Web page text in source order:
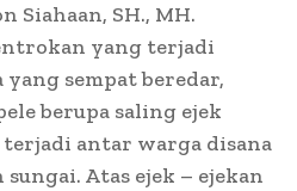
Siahaan, SH., MH.
yang terjadi
sempat beredar,
berupa saling ejek
terjadi antar warga disana
Atas ejek – ejekan